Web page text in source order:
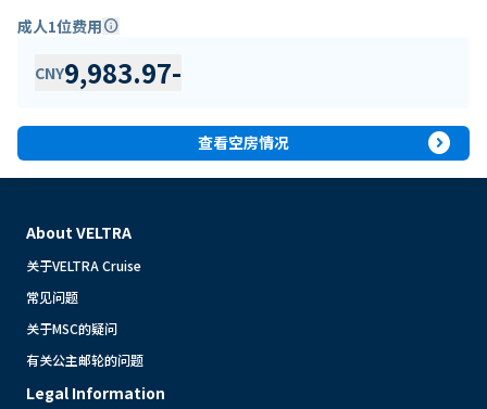
成人1位费用info
CNY9,983.97-
查看空房情况 expand_circle_right
About VELTRA
关于VELTRA Cruise
常见问题
关于MSC的疑问
有关公主邮轮的问题
Legal Information